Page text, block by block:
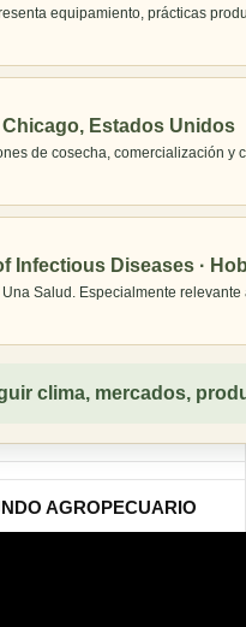
equipamiento, prácticas
Chicago, Estados Unidos
de cosecha, comercialización y
Infectious Diseases ·
Salud. Especialmente
clima, mercados,
AGROPECUARIO